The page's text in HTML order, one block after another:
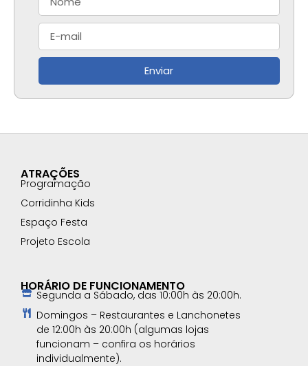
Enviar
ATRAÇÕES
Programação
Corridinha Kids
Espaço Festa
Projeto Escola
HORÁRIO DE FUNCIONAMENTO
Segunda a Sábado, das 10:00h às 20:00h.
Domingos – Restaurantes e Lanchonetes
de 12:00h às 20:00h (algumas lojas
funcionam – confira os horários
individualmente).